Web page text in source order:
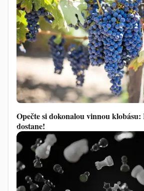
Opečte si dokonalou vinnou
dostane!